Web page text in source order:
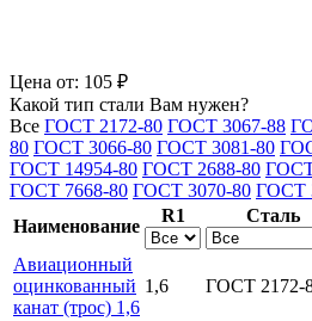
Цена от: 105 ₽
Какой тип стали Вам нужен?
Все ГОСТ 2172-80 ГОСТ 3067-88
80 ГОСТ 3066-80 ГОСТ 3081-80
ГОСТ 14954-80 ГОСТ 2688-80 ГОСТ
ГОСТ 7668-80 ГОСТ 3070-80 ГОСТ
Наименование
R1 Сталь
Авиационный
оцинкованный
канат (трос) 1,6
1,6 ГОСТ 2172-